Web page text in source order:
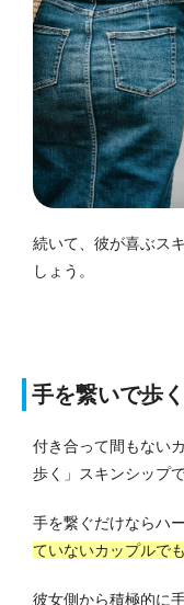
続いて、彼が喜ぶス
しょう。
手を繋いで歩く
付き合って間もない
歩く」スキンシップで
手を繋ぐだけならハ
ていないカップルで
彼女側から積極的に